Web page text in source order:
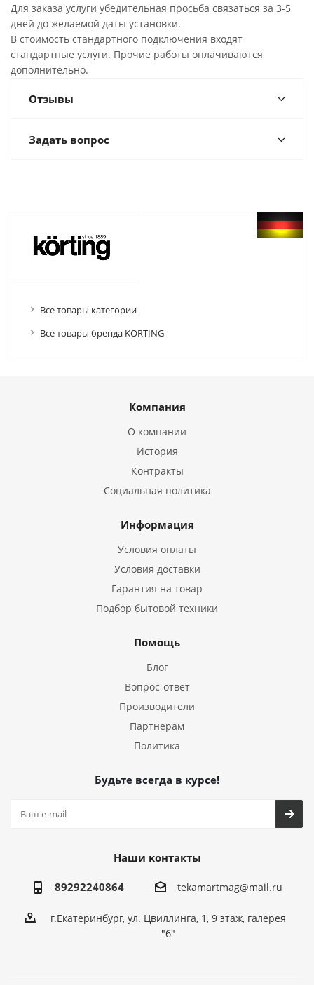
Для заказа услуги убедительная просьба связаться за 3-5
дней до желаемой даты установки.
В стоимость стандартного подключения входят
стандартные услуги. Прочие работы оплачиваются
дополнительно.
Отзывы
Задать вопрос
Все товары категории
Все товары бренда KORTING
Компания
О компании
История
Контракты
Социальная политика
Информация
Условия оплаты
Условия доставки
Гарантия на товар
Подбор бытовой техники
Помощь
Блог
Вопрос-ответ
Производители
Партнерам
Политика
Будьте всегда в курсе!
Наши контакты
89292240864 tekamartmag@mail.ru
г.Екатеринбург, ул. Цвиллинга, 1, 9 этаж, галерея
"б"